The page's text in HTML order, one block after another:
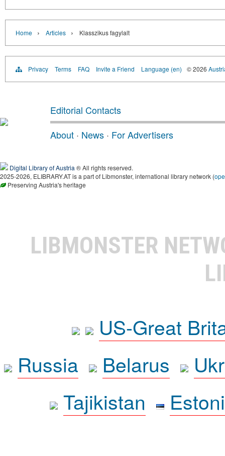
Home › Articles › Klasszikus fagylalt
Privacy Terms FAQ Invite a Friend Language (en) © 2026
Editorial Contacts
About · News · For Advertisers
Digital Library of Austria ® All rights reserved.
2025-2026, ELIBRARY.AT is a part of Libmonster, international library network (
Preserving Austria's heritage
LIBMONSTER
US-Great
Russia
Belarus
Tajikistan